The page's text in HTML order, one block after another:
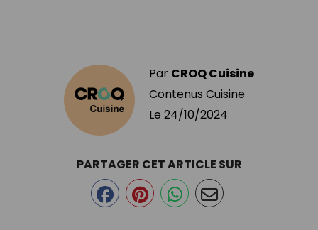
Par CROQ Cuisine
Contenus Cuisine
Le 24/10/2024
PARTAGER CET ARTICLE SUR